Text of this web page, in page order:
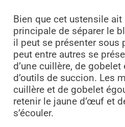
Bien que cet ustensile
principale de séparer le
il peut se présenter sous
peut entre autres se
d’une cuillère, de
d’outils de succion. Les
cuillère et de gobelet
retenir le jaune d’œuf et
s’écouler.